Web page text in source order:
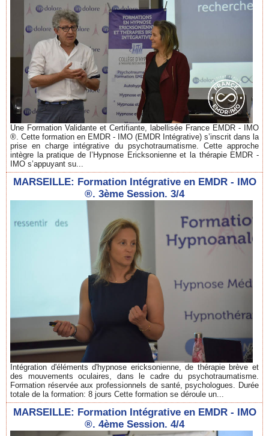
Une Formation Validante et Certifiante, labellisée France EMDR - IMO
®. Cette formation en EMDR - IMO (EMDR Intégrative) s’inscrit dans la
prise en charge intégrative du psychotraumatisme. Cette approche
intègre la pratique de l’Hypnose Ericksonienne et la thérapie EMDR -
IMO s’appuyant su...
MARSEILLE: Formation Intégrative en EMDR - IMO
®. 3ème Session. 3/4
Intégration d'éléments d'hypnose ericksonienne, de thérapie brève et
des mouvements oculaires, dans le cadre du psychotraumatisme.
Formation réservée aux professionnels de santé, psychologues. Durée
totale de la formation: 8 jours Cette formation se déroule un...
MARSEILLE: Formation Intégrative en EMDR - IMO
®. 4ème Session. 4/4